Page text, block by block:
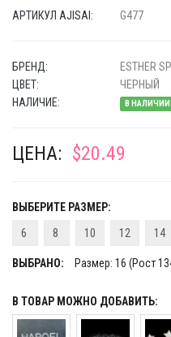
АРТИКУЛ AJISAI: G477
БРЕНД:
ESTHER
ЦВЕТ:
ЧЕРНЫЙ
НАЛИЧИЕ:
В НАЛИЧИИ
ЦЕНА: $20.49
ВЫБЕРИТЕ РАЗМЕР:
6
8 10 12 14
ВЫБРАНО: Размер: 16 (Рост
В ТОВАР МОЖНО ДОБАВИТЬ: